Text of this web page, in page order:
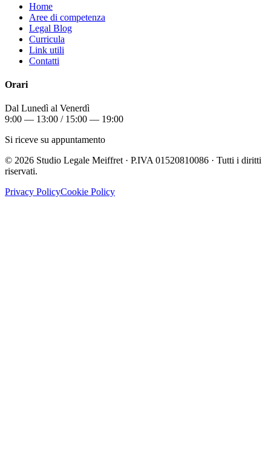
Home
Aree di competenza
Legal Blog
Curricula
Link utili
Contatti
Orari
Dal Lunedì al Venerdì
9:00 — 13:00 / 15:00 — 19:00
Si riceve su appuntamento
© 2026 Studio Legale Meiffret · P.IVA 01520810086 · Tutti i diritti
riservati.
Privacy PolicyCookie Policy